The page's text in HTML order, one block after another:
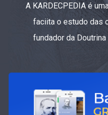
A KARDECPEDIA é
faciita o estudo das
fundador da